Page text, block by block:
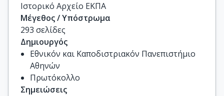
Ιστορικό Αρχείο ΕΚΠΑ
Μέγεθος / Υπόστρωμα
293 σελίδες
Δημιουργός
Εθνικόν και Καποδιστριακόν Πανεπιστήμιο
Αθηνών
Πρωτόκολλο
Σημειώσεις